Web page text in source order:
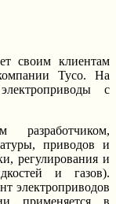
своим клиентам
Tyco. На
с
приводов и
регулирования и
и газов).
электроприводов
применяется в